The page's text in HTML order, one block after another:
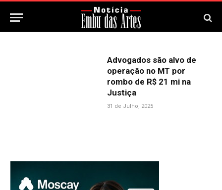
Advogados são alvo de
operação no MT por
rombo de R$ 21 mi na
Justiça
31 de Julho, 2025